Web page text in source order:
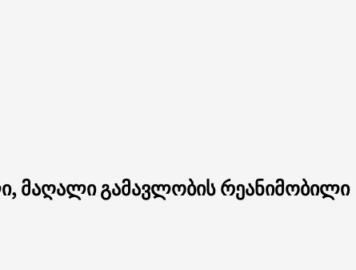
მაღალი გამავლობის რეანიმობილი